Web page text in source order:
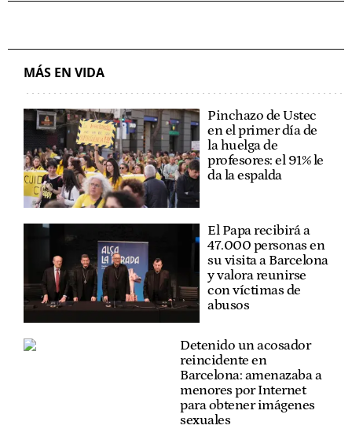
MÁS EN VIDA
Pinchazo de Ustec
en el primer día de
la huelga de
profesores: el 91% le
da la espalda
El Papa recibirá a
47.000 personas en
su visita a Barcelona
y valora reunirse
con víctimas de
abusos
Detenido un acosador
reincidente en
Barcelona: amenazaba a
menores por Internet
para obtener imágenes
sexuales